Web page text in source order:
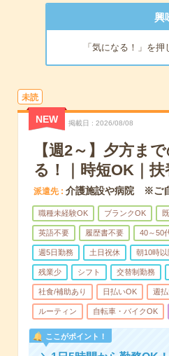
興
「気になる！」を
未読
NEW 掲載日 2026/08/08
【週2～】夕方ま
る！｜時短OK｜
派遣先 介護施設や病院 ※ご
職種未経験OK ブランクOK
英語不要 履歴書不要 40～50
週5日勤務 土日祝休 朝10時以
残業少 シフト 交替制勤務
社食/補助あり 日払いOK 週
ルーティン 自転車・バイクOK
ここがポイント！